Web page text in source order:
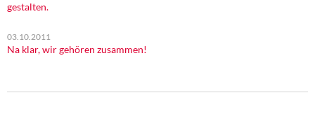
gestalten.
03.10.2011
Na klar, wir gehören zusammen!